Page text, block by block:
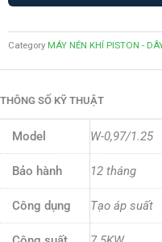
Category MÁY NÉN KHÍ PISTON -
THÔNG SỐ KỸ THUẬT
Model W-0,97/1.25
Bảo hành 12 tháng
Công dụng Tạo áp suất